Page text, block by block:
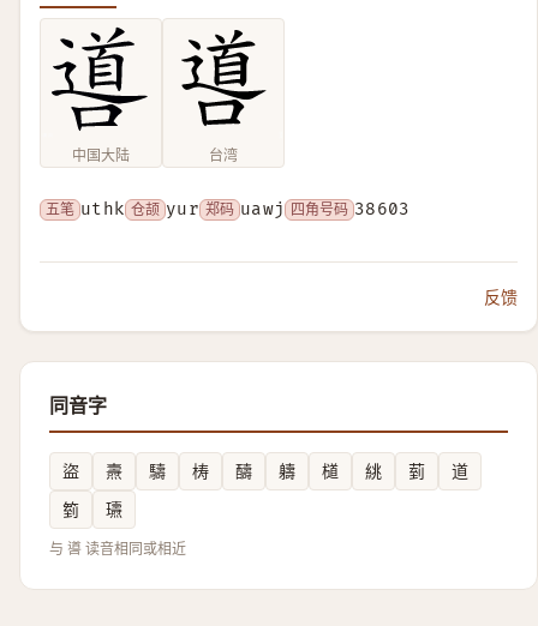
中国大陆 台湾
五笔 uthk 仓颉 yur 郑码 uawj 四角号码 38603
反馈
同音字
盜 燾 䮻 梼 醻 軇 檤 絩 菿
道
箌
瓙
与 噵 读音相同或相近